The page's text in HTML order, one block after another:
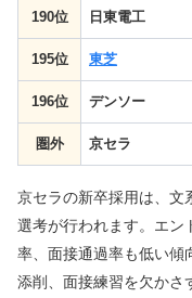
190位 日東電工
195位 東芝
196位 デンソー
圏外 京セラ
京セラの新卒採用は、文
選考が行われます。エン
率、面接通過率も低い傾
添削、面接練習を欠かさ